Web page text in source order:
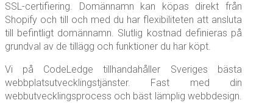
SSL-certifiering. Domännamn kan köpas direkt från
Shopify och till och med du har flexibiliteten att ansluta
till befintligt domännamn. Slutlig kostnad definieras på
grundval av de tillägg och funktioner du har köpt.
Vi på CodeLedge tillhandahåller Sveriges bästa
webbplatsutvecklingstjänster. Fast med din
webbutvecklingsprocess och bäst lämplig webbdesign.